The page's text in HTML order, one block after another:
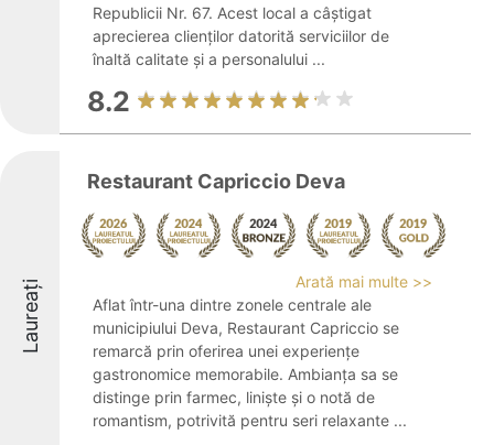
Republicii Nr. 67. Acest local a câștigat
aprecierea clienților datorită serviciilor de
înaltă calitate și a personalului ...
8.2
Laureați
Restaurant Capriccio Deva
Arată mai multe >>
Aflat într-una dintre zonele centrale ale
municipiului Deva, Restaurant Capriccio se
remarcă prin oferirea unei experiențe
gastronomice memorabile. Ambianța sa se
distinge prin farmec, liniște și o notă de
romantism, potrivită pentru seri relaxante ...